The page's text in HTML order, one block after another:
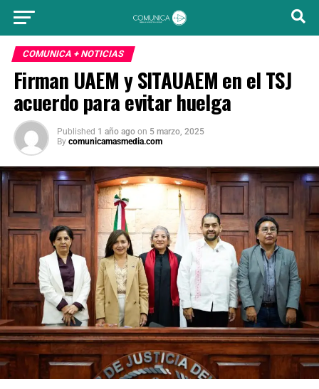
COMUNICA + NOTICIAS
Firman UAEM y SITAUAEM en el TSJ
acuerdo para evitar huelga
Published 1 año ago on 5 marzo, 2025
By comunicamasmedia.com